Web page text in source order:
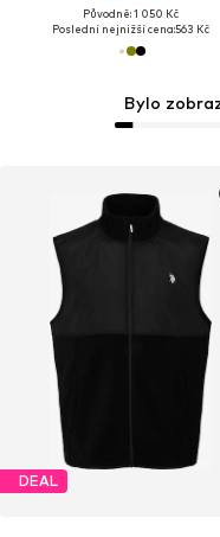
Původně: 1 050 Kč
Poslední nejnižší cena:563 Kč
DEAL
Bylo